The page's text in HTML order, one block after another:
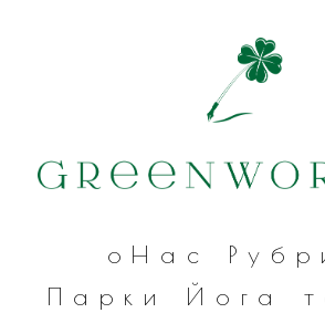
оНас
Парки
Йога